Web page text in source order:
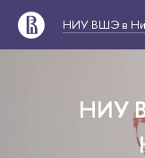
НИУ ВШЭ в
НИУ